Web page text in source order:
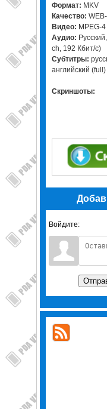
Формат: MKV
Качество:
Видео: MPEG-
Аудио:
ch, 192 Кбит/с)
Субтитры:
английский (full)
Скриншоты:
Войдите: